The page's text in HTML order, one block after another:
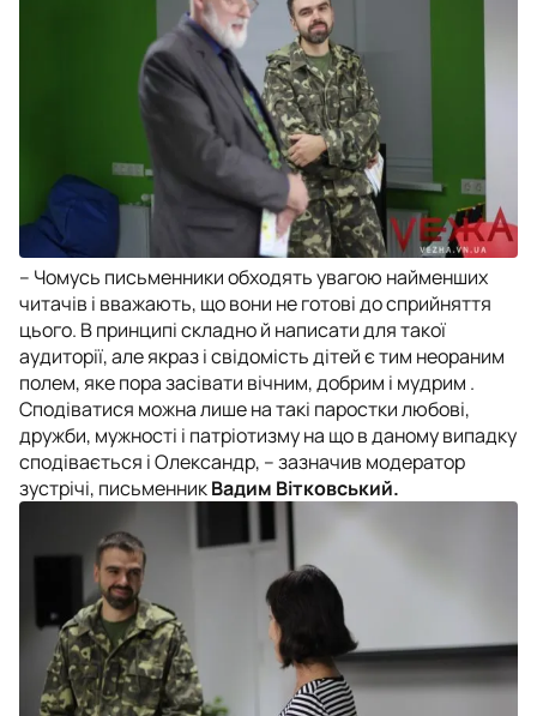
– Чомусь письменники обходять увагою найменших
читачів і вважають, що вони не готові до сприйняття
цього. В принципі складно й написати для такої
аудиторії, але якраз і свідомість дітей є тим неораним
полем, яке пора засівати вічним, добрим і мудрим .
Сподіватися можна лише на такі паростки любові,
дружби, мужності і патріотизму на що в даному випадку
сподівається і Олександр, – зазначив модератор
зустрічі, письменникВадим Вітковський.